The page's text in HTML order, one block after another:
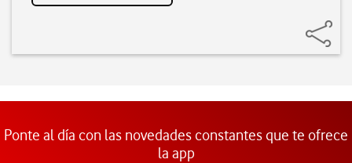
Ponte al día con las novedades constantes que te ofrece
la app